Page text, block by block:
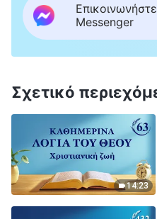
Messenger
Σχετικό
14:23